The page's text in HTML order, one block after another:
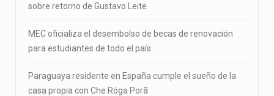
sobre retorno de Gustavo Leite
MEC oficializa el desembolso de becas de renovación
para estudiantes de todo el país
Paraguaya residente en España cumple el sueño de la
casa propia con Che Róga Porã